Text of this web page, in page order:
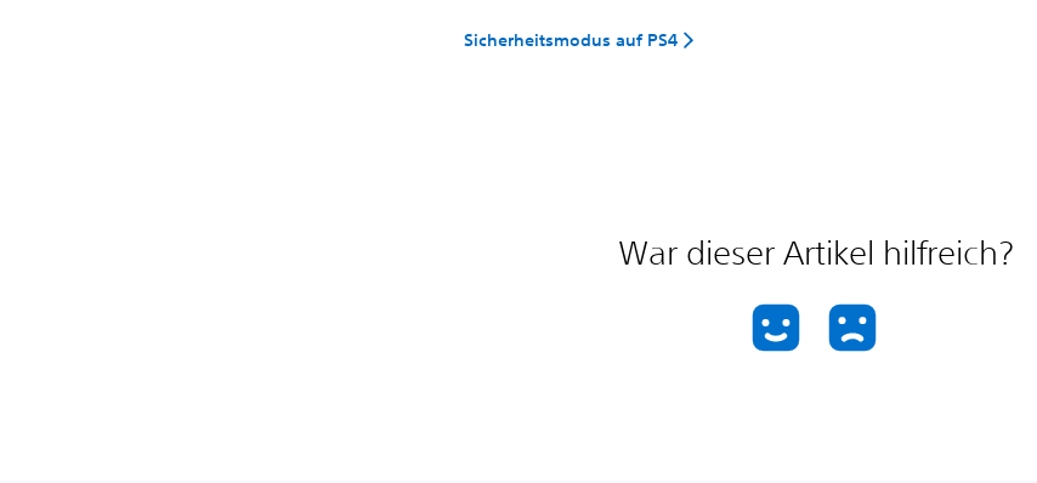
Sicherheitsmodus auf PS4
War dieser Artikel hilfreich?